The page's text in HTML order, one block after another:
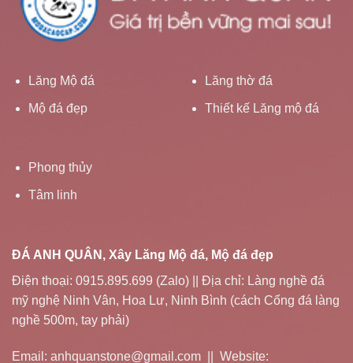
Lăng Mộ đá
Mộ đá đẹp
Lăng thờ đá
Thiết kế Lăng mộ đá
Phong thủy
Tâm linh
ĐÁ ANH QUÂN, Xây Lăng Mộ đá, Mộ đá đẹp
Điện thoại: 0915.895.699 (Zalo) || Địa chỉ: Làng nghề đá
mỹ nghệ Ninh Vân, Hoa Lư, Ninh Bình (cách Cổng đá làng
nghề 500m, tay phải)
Email: anhquanstone@gmail.com || Website: